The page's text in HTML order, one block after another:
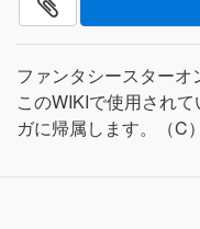
ファンタシースターオ
このWIKIで使用され
ガに帰属します。（C